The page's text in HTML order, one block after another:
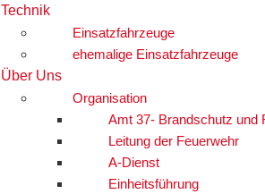
Technik
Einsatzfahrzeuge
ehemalige Einsatzfahrzeuge
Über Uns
Organisation
Amt 37- Brandschutz und
Leitung der Feuerwehr
A-Dienst
Einheitsführung